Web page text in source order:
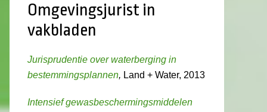
Omgevingsjurist in
vakbladen
Jurisprudentie over waterberging in
bestemmingsplannen, Land + Water, 2013
Intensief gewasbeschermingsmiddelen